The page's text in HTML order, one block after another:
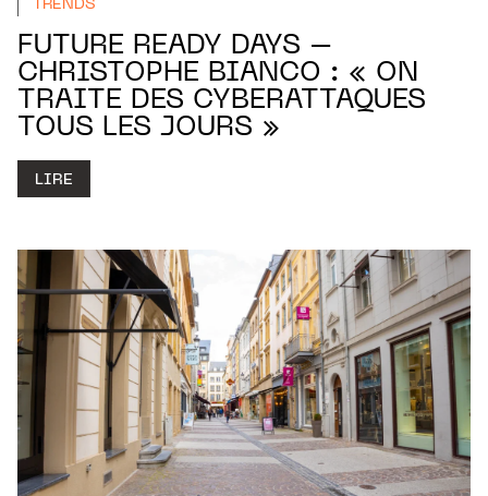
TRENDS
FUTURE READY DAYS –
CHRISTOPHE BIANCO : « ON
TRAITE DES CYBERATTAQUES
TOUS LES JOURS »
LIRE